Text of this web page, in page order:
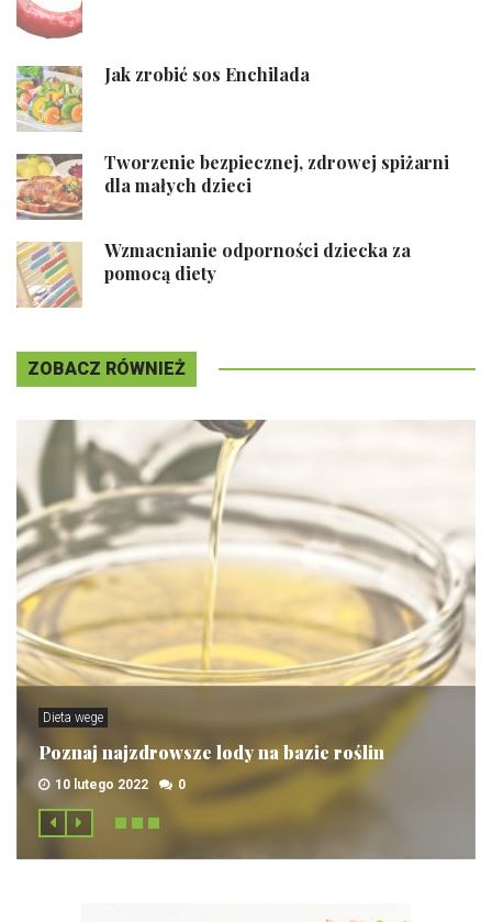
Jak zrobić sos Enchilada
Tworzenie bezpiecznej, zdrowej spiżarni
dla małych dzieci
Wzmacnianie odporności dziecka za
pomocą diety
ZOBACZ RÓWNIEŻ
Dieta wege
Poznaj najzdrowsze lody na bazie roślin
10 lutego 2022 0